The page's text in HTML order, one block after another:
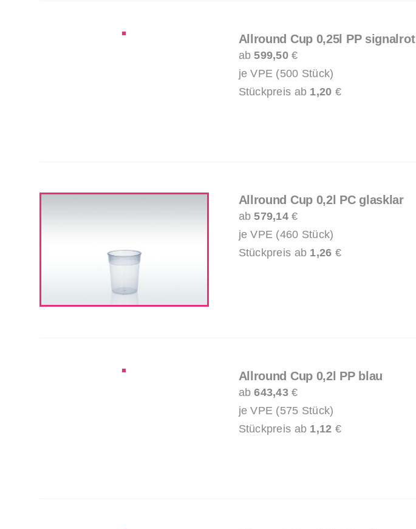
Allround Cup 0,25l PP signalrot
ab599,50€
je VPE (500 Stück)
Stückpreis ab 1,20 €
Allround Cup 0,2l PC glasklar
ab579,14€
je VPE (460 Stück)
Stückpreis ab 1,26 €
Allround Cup 0,2l PP blau
ab643,43€
je VPE (575 Stück)
Stückpreis ab 1,12 €